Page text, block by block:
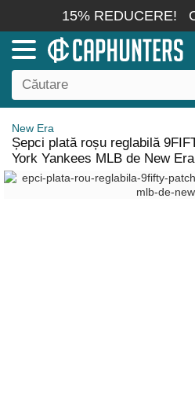
15% REDUCERE!
New Era
Șepci plată roșu reglabilă
York Yankees MLB de New Era